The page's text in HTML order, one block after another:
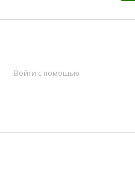
Войти с помощью